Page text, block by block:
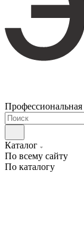
Профессиональная
Каталог
По всему сайту
По каталогу